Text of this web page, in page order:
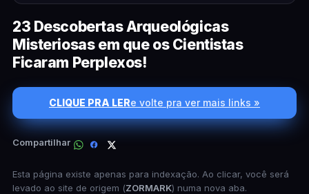
23 Descobertas Arqueológicas
Misteriosas em que os Cientistas
Ficaram Perplexos!
CLIQUE PRA LERe volte pra ver mais links »
Compartilhar
Esta página existe apenas para indexação. Ao clicar, você será
levado ao site de origem (ZORMARK) numa nova aba.